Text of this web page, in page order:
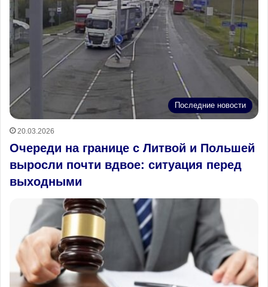
Последние новости
20.03.2026
Очереди на границе с Литвой и Польшей
выросли почти вдвое: ситуация перед
выходными